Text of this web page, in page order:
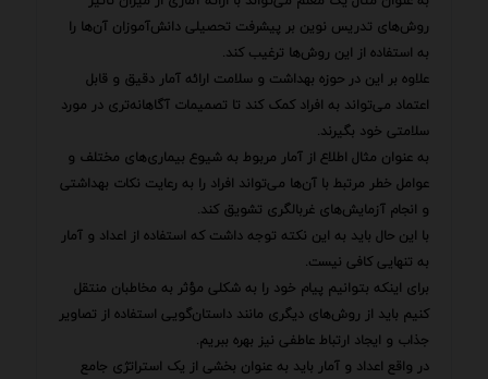
روش‌های تدریس نوین بر پیشرفت تحصیلی دانش‌آموزان آن‌ها را
به استفاده از این روش‌ها ترغیب کند.
علاوه بر این در حوزه بهداشت و سلامت ارائه آمار دقیق و قابل
اعتماد می‌تواند به افراد کمک کند تا تصمیمات آگاهانه‌تری در مورد
سلامتی خود بگیرند.
به عنوان مثال اطلاع از آمار مربوط به شیوع بیماری‌های مختلف و
عوامل خطر مرتبط با آن‌ها می‌تواند افراد را به رعایت نکات بهداشتی
و انجام آزمایش‌های غربالگری تشویق کند.
با این حال باید به این نکته توجه داشت که استفاده از اعداد و آمار
به تنهایی کافی نیست.
برای اینکه بتوانیم پیام خود را به شکلی مؤثر به مخاطبان منتقل
کنیم باید از روش‌های دیگری مانند داستان‌گویی استفاده از تصاویر
جذاب و ایجاد ارتباط عاطفی نیز بهره ببریم.
در واقع اعداد و آمار باید به عنوان بخشی از یک استراتژی جامع